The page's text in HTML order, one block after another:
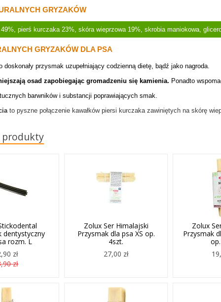
GRYZAKÓW
49%, pierś kurczaka 23%, skóra wieprzowa 19%, skrobia maniokowa,
GRYZAKÓW DLA PSA
doskonały przysmak uzupełniający codzienną dietę, bądź jako nagroda.
osad zapobiegając gromadzeniu się kamienia. Ponadto
barwników i substancji poprawiających smak.
to pyszne połączenie kawałków piersi kurczaka zawiniętych na skórę
produkty
dentystyczny
rozm. L
zł
zł
Zolux Ser Himalajski
Przysmak dla psa XS op.
4szt.
27,00 zł
Zolux
Przysmak